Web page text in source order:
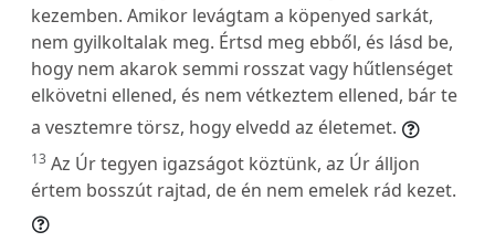
kezemben. Amikor levágtam a köpenyed sarkát,
nem gyilkoltalak meg. Értsd meg ebből, és lásd be,
hogy nem akarok semmi rosszat vagy hűtlenséget
elkövetni ellened, és nem vétkeztem ellened, bár te
a vesztemre törsz, hogy elvedd az életemet.
13 Az Úr tegyen igazságot köztünk, az Úr álljon
értem bosszút rajtad, de én nem emelek rád kezet.